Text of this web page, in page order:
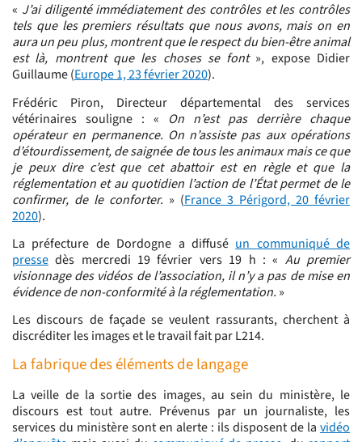
« J’ai diligenté immédiatement des contrôles et les contrôles
tels que les premiers résultats que nous avons, mais on en
aura un peu plus, montrent que le respect du bien-être animal
est là, montrent que les choses se font», expose Didier
Guillaume (Europe 1, 23 février 2020).
Frédéric Piron, Directeur départemental des services
vétérinaires souligne : « On n’est pas derrière chaque
opérateur en permanence. On n’assiste pas aux opérations
d’étourdissement, de saignée de tous les animaux mais ce que
je peux dire c’est que cet abattoir est en règle et que la
réglementation et au quotidien l’action de l’État permet de le
confirmer, de le conforter. » (France 3 Périgord, 20 février
2020).
La préfecture de Dordogne a diffusé un communiqué de
presse dès mercredi 19 février vers 19 h : « Au premier
visionnage des vidéos de l’association, il n’y a pas de mise en
évidence de non-conformité à la réglementation. »
Les discours de façade se veulent rassurants, cherchent à
discréditer les images et le travail fait par L214.
La fabrique des éléments de langage
La veille de la sortie des images, au sein du ministère, le
discours est tout autre. Prévenus par un journaliste, les
services du ministère sont en alerte : ils disposent de la vidéo